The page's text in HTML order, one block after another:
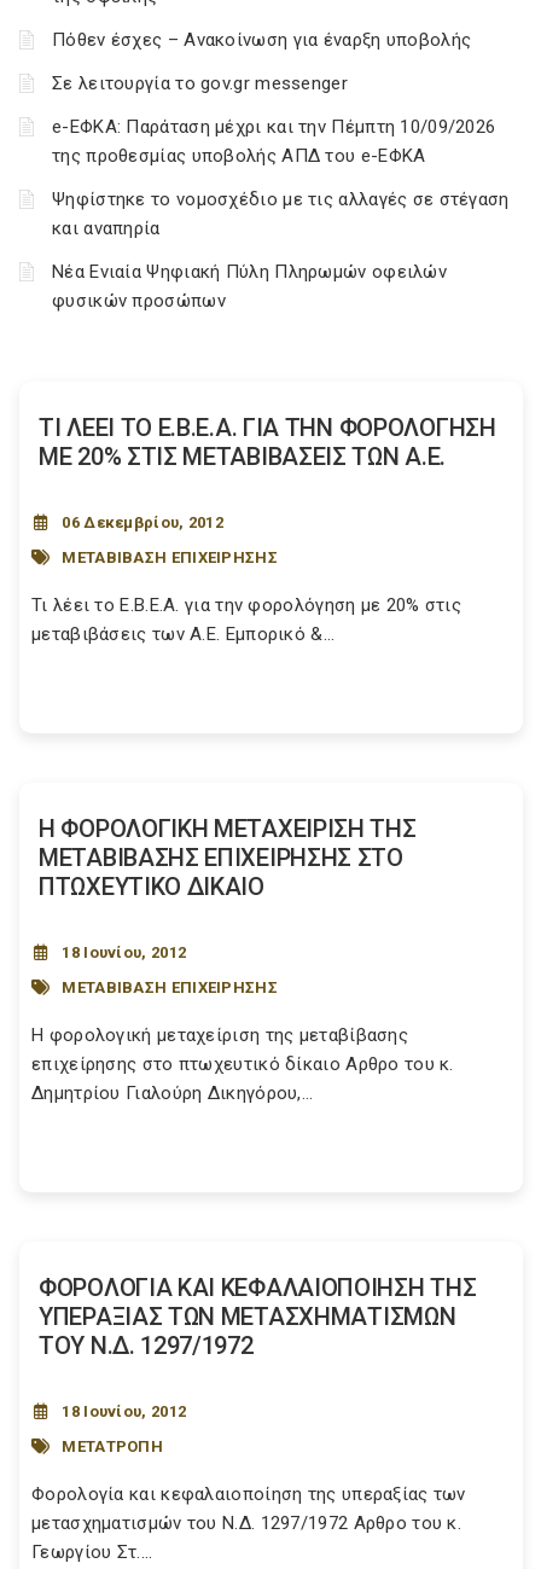
Πόθεν έσχες – Ανακοίνωση για έναρξη υποβολής
Σε λειτουργία το gov.gr messenger
e-ΕΦΚΑ: Παράταση μέχρι και την Πέμπτη 10/09/2026
της προθεσμίας υποβολής ΑΠΔ του e-ΕΦΚΑ
Ψηφίστηκε το νομοσχέδιο με τις αλλαγές σε στέγαση
και αναπηρία
Νέα Ενιαία Ψηφιακή Πύλη Πληρωμών οφειλών
φυσικών προσώπων
ΤΙ ΛΕΕΙ ΤΟ Ε.Β.Ε.Α. ΓΙΑ ΤΗΝ ΦΟΡΟΛΟΓΗΣΗ
ΜΕ 20% ΣΤΙΣ ΜΕΤΑΒΙΒΑΣΕΙΣ ΤΩΝ Α.Ε.
06 Δεκεμβρίου, 2012
ΜΕΤΑΒΙΒΑΣΗ ΕΠΙΧΕΙΡΗΣΗΣ
Τι λέει το Ε.Β.Ε.Α. για την φορολόγηση με 20% στις
μεταβιβάσεις των Α.Ε. Εμπορικό &...
H ΦΟΡΟΛΟΓΙΚΗ ΜΕΤΑΧΕΙΡΙΣΗ ΤΗΣ
ΜΕΤΑΒΙΒΑΣΗΣ ΕΠΙΧΕΙΡΗΣΗΣ ΣΤΟ
ΠΤΩΧΕΥΤΙΚΟ ΔΙΚΑΙΟ
18 Ιουνίου, 2012
ΜΕΤΑΒΙΒΑΣΗ ΕΠΙΧΕΙΡΗΣΗΣ
H φορολογική μεταχείριση της μεταβίβασης
επιχείρησης στο πτωχευτικό δίκαιο Αρθρο του κ.
Δημητρίου Γιαλούρη Δικηγόρου,...
ΦΟΡΟΛΟΓΙΑ ΚΑΙ ΚΕΦΑΛΑΙΟΠΟΙΗΣΗ ΤΗΣ
ΥΠΕΡΑΞΙΑΣ ΤΩΝ ΜΕΤΑΣΧΗΜΑΤΙΣΜΩΝ
ΤΟΥ N.Δ. 1297/1972
18 Ιουνίου, 2012
ΜΕΤΑΤΡΟΠΗ
Φορολογία και κεφαλαιοποίηση της υπεραξίας των
μετασχηματισμών του N.Δ. 1297/1972 Aρθρο του κ.
Γεωργίου Στ....